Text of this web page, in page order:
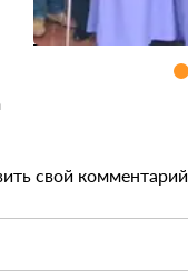
свой комментарий